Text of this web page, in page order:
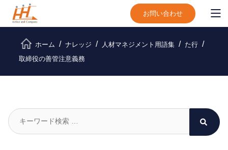
お問い合わせ
ホーム ナレッジ 人材マネジメント用語集
た行
取締役の善管注意義務